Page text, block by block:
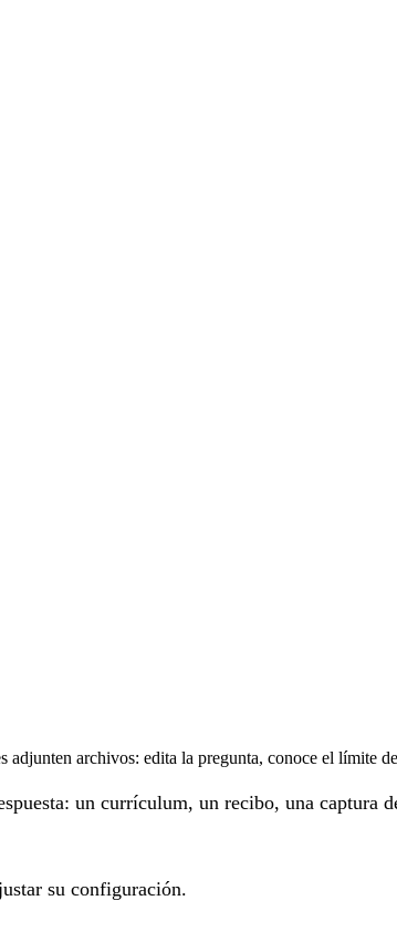
adjunten archivos: edita la pregunta, conoce el límite
un currículum, un recibo, una captura
su configuración.